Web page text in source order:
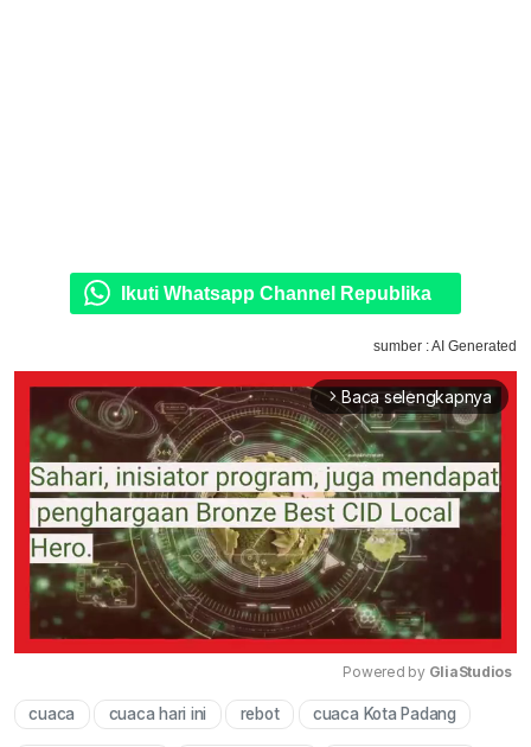
Ikuti Whatsapp Channel Republika
sumber : AI Generated
arrow_forward_ios Baca selengkapnya
Mute
Powered by GliaStudios
cuaca cuaca hari ini rebot cuaca Kota Padang